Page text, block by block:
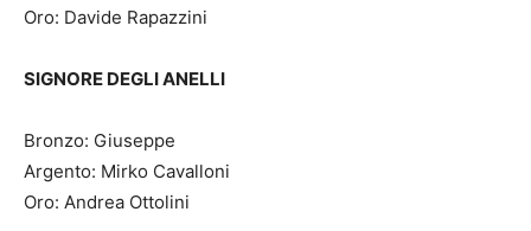
Oro: Davide Rapazzini
SIGNORE DEGLI ANELLI
Bronzo: Giuseppe
Argento: Mirko Cavalloni
Oro: Andrea Ottolini